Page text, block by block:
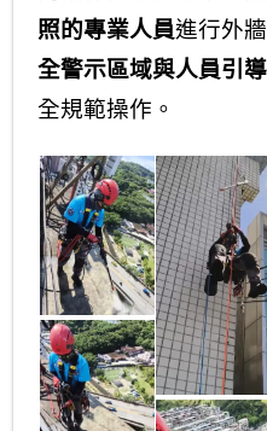
照的專業人員進行外
全警示區域與人員引
全規範操作。